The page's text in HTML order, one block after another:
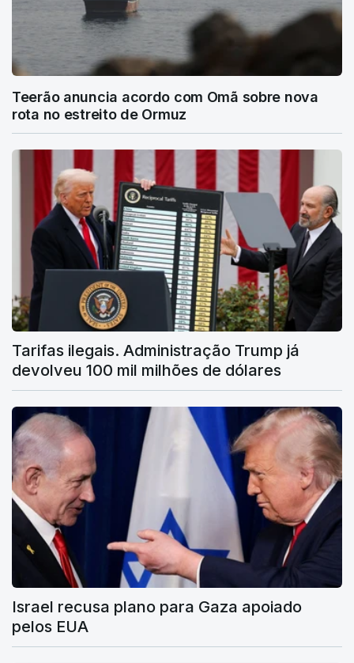
Teerão anuncia acordo com Omã sobre nova
rota no estreito de Ormuz
Tarifas ilegais. Administração Trump já
devolveu 100 mil milhões de dólares
Israel recusa plano para Gaza apoiado
pelos EUA